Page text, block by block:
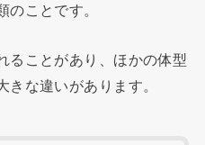
のことです。
ることがあり、ほかの体型
きな違いがあります。